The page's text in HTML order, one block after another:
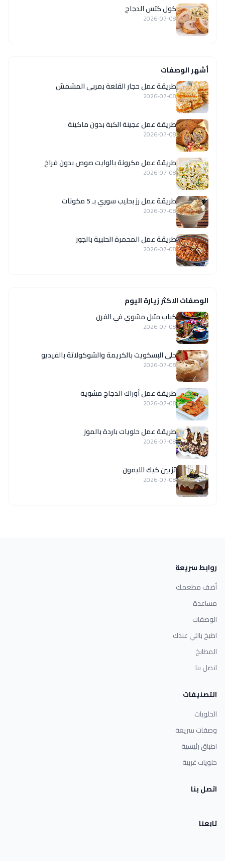
كول كتس الدجاج
2026-07-08
أشهر الوصفات
طريقة عمل حجار القلعة بمربى المشمش
2026-07-08
طريقة عمل عجينة الكبة بدون ماكينة
2026-07-08
طريقة عمل مكرونة بالوايت صوص بدون فراخ
2026-07-08
طريقة عمل رز بحليب سوري بـ 5 مكونات
2026-07-08
طريقة عمل المحمرة الحلبية بالجوز
2026-07-08
الوصفات الاكثر زيارة اليوم
كباب متبل مشوي في الفرن
2026-07-08
حلى البسكويت بالكريمة والشوكولاتة بالفيديو
2026-07-08
طريقة عمل أوراك الدجاج مشوية
2026-07-08
طريقة عمل حلويات باردة بالموز
2026-07-08
تزيين كيك الليمون
2026-07-08
روابط سريعة
أضف مطعمك
مساعدة
الوصفات
اطبخ باللي عندك
المطابخ
اتصل بنا
التصنيفات
الحلويات
وصفات سريعة
اطباق رئيسية
حلويات غربية
اتصل بنا
تابعنا